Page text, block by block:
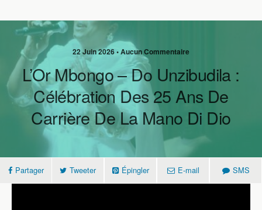
22 Juin 2026 • Aucun Commentaire
L’Or Mbongo – Do Unzibudila :
Célébration Des 25 Ans De
Carrière De La Mano Di Dio
Partager Tweeter Épingler E-mail SMS